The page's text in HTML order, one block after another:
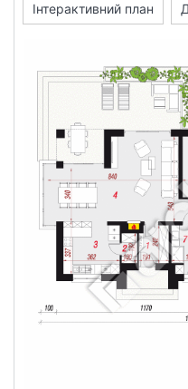
Інтерактивний план